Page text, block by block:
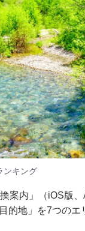
ンキング
案内」（iOS版
的地」を7つのエ